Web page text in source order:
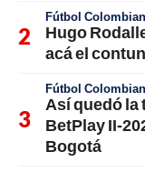
Fútbol
Hugo
acá el
Fútbol
Así quedó la
BetPlay II-
Bogotá